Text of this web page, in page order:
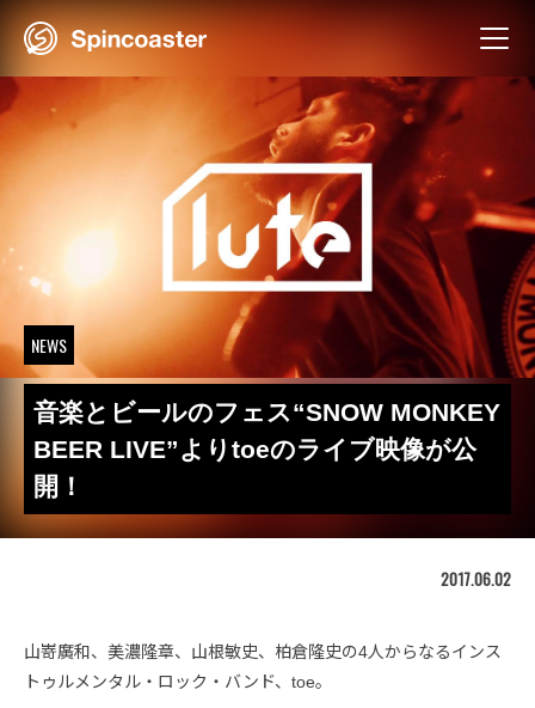
Skip
NEWS
音楽とビールのフェス“SNOW MONKEY
BEER LIVE”よりtoeのライブ映像が公
開！
2017.06.02
山嵜廣和、美濃隆章、山根敏史、柏倉隆史の4人からなるインス
トゥルメンタル・ロック・バンド、toe。